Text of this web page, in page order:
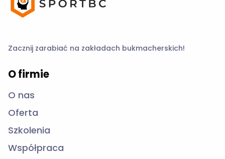
O firmie
O nas
Oferta
Szkolenia
Współpraca
⚡ PredictStats